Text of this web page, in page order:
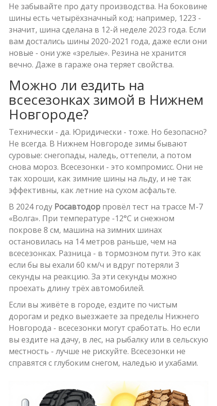
Не забывайте про дату производства. На боковине
шины есть четырёхзначный код: например, 1223 -
значит, шина сделана в 12-й неделе 2023 года. Если
вам достались шины 2020-2021 года, даже если они
новые - они уже «зрелые». Резина не хранится
вечно. Даже в гараже она теряет свойства.
Можно ли ездить на
всесезонках зимой в Нижнем
Новгороде?
Технически - да. Юридически - тоже. Но безопасно?
Не всегда. В Нижнем Новгороде зимы бывают
суровые: снегопады, наледь, оттепели, а потом
снова мороз. Всесезонки - это компромисс. Они не
так хороши, как зимние шины на льду, и не так
эффективны, как летние на сухом асфальте.
В 2024 году Росавтодорпровёл тест на трассе М-7
«Волга». При температуре -12°C и снежном
покрове 8 см, машина на зимних шинах
остановилась на 14 метров раньше, чем на
всесезонках. Разница - в тормозном пути. Это как
если бы вы ехали 60 км/ч и вдруг потеряли 3
секунды на реакцию. За эти секунды можно
проехать длину трёх автомобилей.
Если вы живёте в городе, ездите по чистым
дорогам и редко выезжаете за пределы Нижнего
Новгорода - всесезонки могут сработать. Но если
вы ездите на дачу, в лес, на рыбалку или в сельскую
местность - лучше не рискуйте. Всесезонки не
справятся с глубоким снегом, наледью и ухабами.